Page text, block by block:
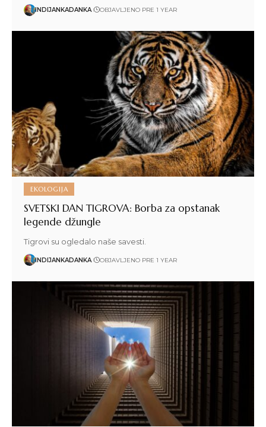
INDIJANKADANKA OBJAVLJENO PRE 1 YEAR
EKOLOGIJA
SVETSKI DAN TIGROVA: Borba za opstanak
legende džungle
Tigrovi su ogledalo naše savesti.
INDIJANKADANKA OBJAVLJENO PRE 1 YEAR